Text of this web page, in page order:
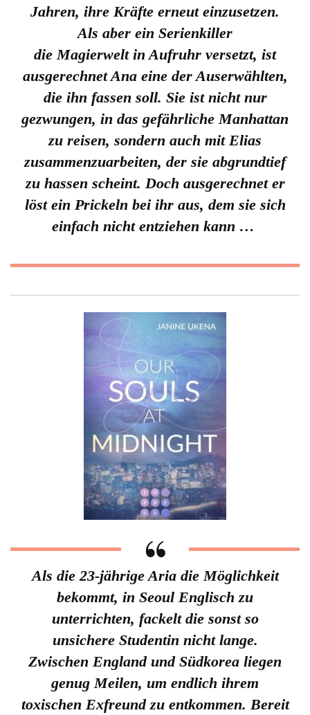
Jahren, ihre Kräfte erneut einzusetzen.
Als aber ein Serienkiller
die Magierwelt in Aufruhr versetzt, ist
ausgerechnet Ana eine der Auserwählten,
die ihn fassen soll. Sie ist nicht nur
gezwungen, in das gefährliche Manhattan
zu reisen, sondern auch mit Elias
zusammenzuarbeiten, der sie abgrundtief
zu hassen scheint. Doch ausgerechnet er
löst ein Prickeln bei ihr aus, dem sie sich
einfach nicht entziehen kann …
Als die 23-jährige Aria die Möglichkeit
bekommt, in Seoul Englisch zu
unterrichten, fackelt die sonst so
unsichere Studentin nicht lange.
Zwischen England und Südkorea liegen
genug Meilen, um endlich ihrem
toxischen Exfreund zu entkommen. Bereit